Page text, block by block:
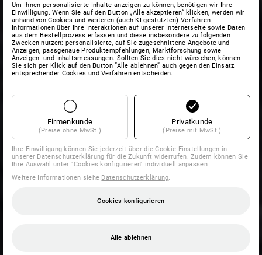
Um Ihnen personalisierte Inhalte anzeigen zu können, benötigen wir Ihre
Einwilligung. Wenn Sie auf den Button „Alle akzeptieren“ klicken, werden wir
anhand von Cookies und weiteren (auch KI-gestützten) Verfahren
Informationen über Ihre Interaktionen auf unserer Internetseite sowie Daten
aus dem Bestellprozess erfassen und diese insbesondere zu folgenden
Zwecken nutzen: personalisierte, auf Sie zugeschnittene Angebote und
Anzeigen, passgenaue Produktempfehlungen, Marktforschung sowie
Anzeigen- und Inhaltsmessungen. Sollten Sie dies nicht wünschen, können
Sie sich per Klick auf den Button “Alle ablehnen” auch gegen den Einsatz
entsprechender Cookies und Verfahren entscheiden.
Firmenkunde
(Preise ohne MwSt.)
Privatkunde
(Preise mit MwSt.)
Ihre Einwilligung können Sie jederzeit über dieCookie-Einstellungen in
unserer Datenschutzerklärung für die Zukunft widerrufen. Zudem können Sie
Ihre Auswahl unter "Cookies konfigurieren" individuell anpassen
Weitere Informationen siehe Datenschutzerklärung
Cookies konfigurieren
Alle ablehnen